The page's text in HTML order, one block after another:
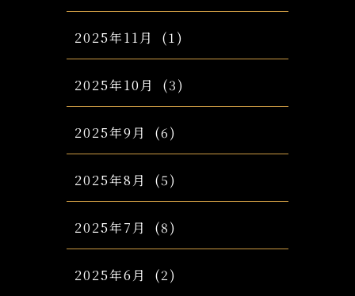
2025年11月 (1)
2025年10月 (3)
2025年9月 (6)
2025年8月 (5)
2025年7月 (8)
2025年6月 (2)